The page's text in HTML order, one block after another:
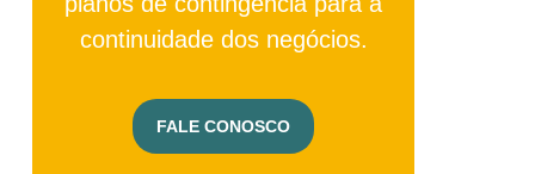
continuidade dos negócios.
FALE CONOSCO